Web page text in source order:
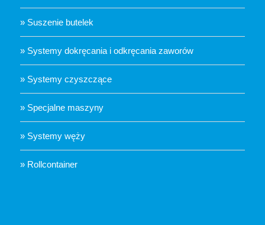
» Suszenie butelek
» Systemy dokręcania i odkręcania zaworów
» Systemy czyszczące
» Specjalne maszyny
» Systemy węży
» Rollcontainer